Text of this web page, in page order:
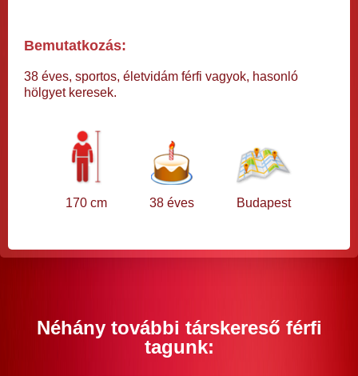
Bemutatkozás:
38 éves, sportos, életvidám férfi vagyok, hasonló
hölgyet keresek.
170 cm 38 éves Budapest
Néhány további társkereső férfi
tagunk: